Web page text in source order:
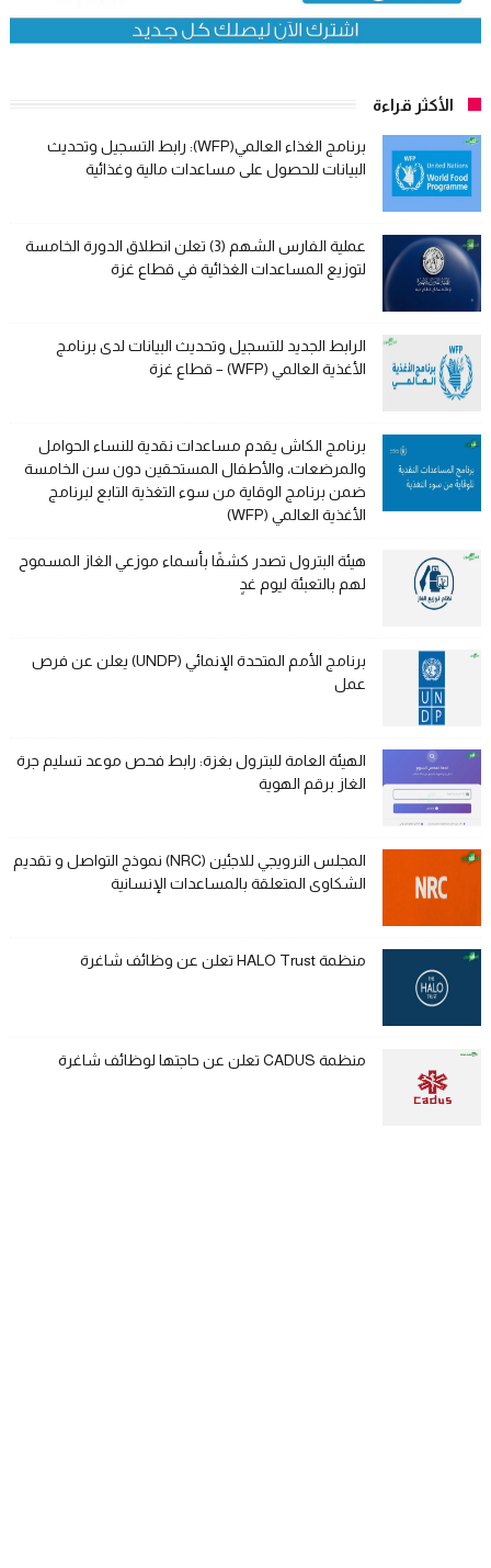
الأكثر قراءة
برنامج الغذاء العالمي(WFP): رابط التسجيل وتحديث
البيانات للحصول على مساعدات مالية وغذائية
عملية الفارس الشهم (3) تعلن انطلاق الدورة الخامسة
لتوزيع المساعدات الغذائية في قطاع غزة
الرابط الجديد للتسجيل وتحديث البيانات لدى برنامج
الأغذية العالمي (WFP) – قطاع غزة
برنامج الكاش يقدم مساعدات نقدية للنساء الحوامل
والمرضعات، والأطفال المستحقين دون سن الخامسة
ضمن برنامج الوقاية من سوء التغذية التابع لبرنامج
الأغذية العالمي (WFP)
هيئة البترول تصدر كشفًا بأسماء موزعي الغاز المسموح
لهم بالتعبئة ليوم غدٍ
برنامج الأمم المتحدة الإنمائي (UNDP) يعلن عن فرص
عمل
الهيئة العامة للبترول بغزة: رابط فحص موعد تسليم جرة
الغاز برقم الهوية
المجلس النرويجي للاجئين (NRC) نموذج التواصل و تقديم
الشكاوى المتعلقة بالمساعدات الإنسانية
منظمة HALO Trust تعلن عن وظائف شاغرة
منظمة CADUS تعلن عن حاجتها لوظائف شاغرة